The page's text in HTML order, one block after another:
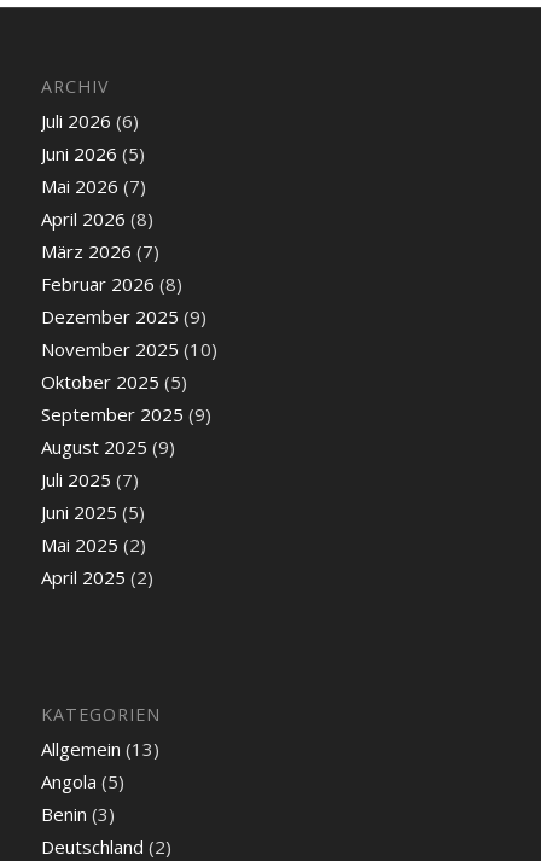
ARCHIV
Juli 2026 (6)
Juni 2026 (5)
Mai 2026 (7)
April 2026 (8)
März 2026 (7)
Februar 2026 (8)
Dezember 2025 (9)
November 2025 (10)
Oktober 2025 (5)
September 2025 (9)
August 2025 (9)
Juli 2025 (7)
Juni 2025 (5)
Mai 2025 (2)
April 2025 (2)
KATEGORIEN
Allgemein (13)
Angola (5)
Benin (3)
Deutschland (2)